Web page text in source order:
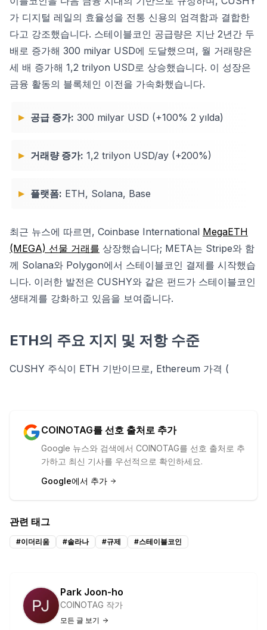
가 디지털 레일의 효율성을 전통 신용의 엄격함과 결합한
다고 강조했습니다. 스테이블코인 공급량은 지난 2년간 두
배로 증가해 300 milyar USD에 도달했으며, 월 거래량은
세 배 증가해 1,2 trilyon USD로 상승했습니다. 이 성장은
금융 활동의 블록체인 이전을 가속화했습니다.
공급 증가: 300 milyar USD (+100% 2 yılda)
거래량 증가: 1,2 trilyon USD/ay (+200%)
플랫폼: ETH, Solana, Base
최근 뉴스에 따르면, Coinbase International MegaETH
(MEGA) 선물 거래를 상장했습니다; META는 Stripe와 함
께 Solana와 Polygon에서 스테이블코인 결제를 시작했습
니다. 이러한 발전은 CUSHY와 같은 펀드가 스테이블코인
생태계를 강화하고 있음을 보여줍니다.
ETH의 주요 지지 및 저항 수준
CUSHY 주식이 ETH 기반이므로, Ethereum 가격 (
COINOTAG를 선호 출처로 추가
Google 뉴스와 검색에서 COINOTAG를 선호 출처로 추
가하고 최신 기사를 우선적으로 확인하세요.
Google에서 추가
관련 태그
#이더리움 #솔라나 #규제 #스테이블코인
Park Joon-ho
COINOTAG 작가
모든 글 보기